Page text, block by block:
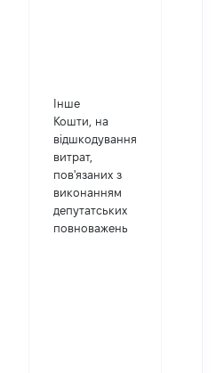
Інше
Кошти, на
відшкодування
витрат,
пов'язаних з
виконанням
депутатських
повноважень